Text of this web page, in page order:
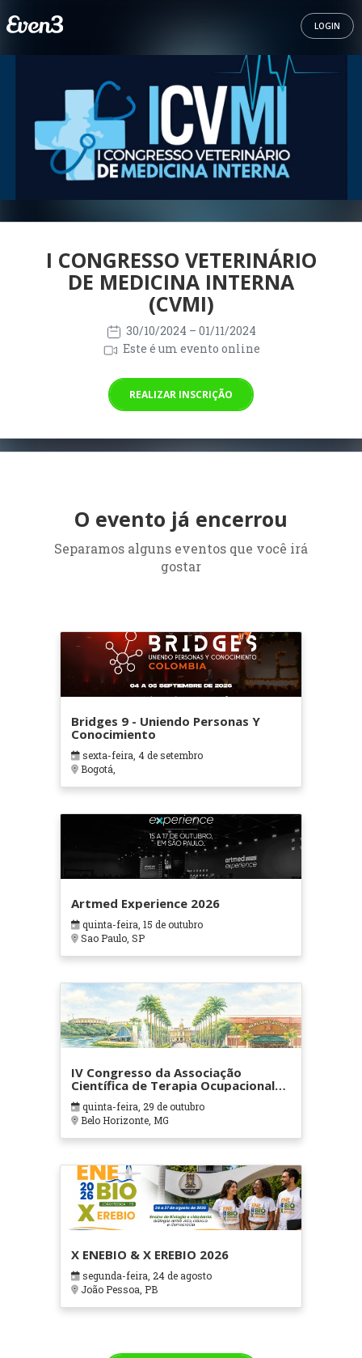
LOGIN
I CONGRESSO VETERINÁRIO
DE MEDICINA INTERNA
(CVMI)
30/10/2024 – 01/11/2024
Este é um evento online
REALIZAR INSCRIÇÃO
O evento já encerrou
Separamos alguns eventos que você irá
gostar
Bridges 9 - Uniendo Personas Y
Conocimiento
sexta-feira, 4 de setembro
Bogotá,
Artmed Experience 2026
quinta-feira, 15 de outubro
Sao Paulo, SP
IV Congresso da Associação
Científica de Terapia Ocupacional
em Contextos Hospitalares e
Cuidados Paliativos - ATOHOSP
quinta-feira, 29 de outubro
Belo Horizonte, MG
X ENEBIO & X EREBIO 2026
segunda-feira, 24 de agosto
João Pessoa, PB